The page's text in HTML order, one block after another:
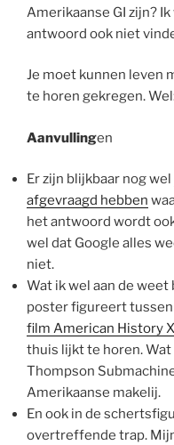
Amerikaanse GI zijn?
antwoord ook niet
Je moet kunnen leven
te horen gekregen.
Aanvullingen
Er zijn blijkbaar nog wel
afgevraagd hebben
het antwoord wordt
wel dat Google alles
niet.
Wat ik wel aan de weet
poster figureert
film American History X
thuis lijkt te horen. Wat
Thompson
Amerikaanse makelij.
En ook in de
overtreffende trap.